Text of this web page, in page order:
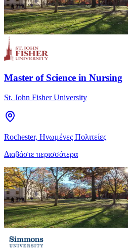
Master of Science in Nursing
St. John Fisher University
Rochester, Ηνωμένες Πολιτείες
Διαβάστε περισσότερα